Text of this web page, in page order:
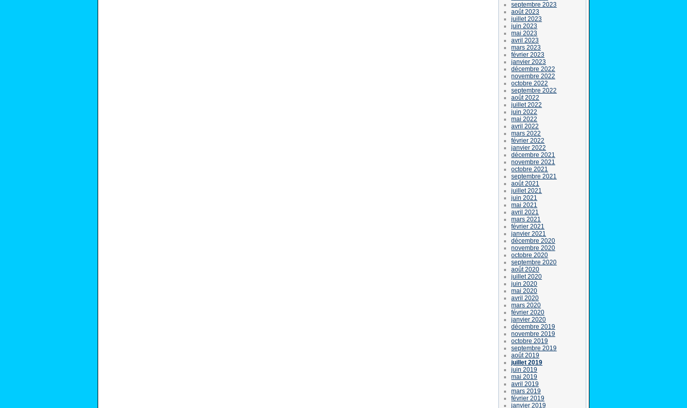
septembre 2023
août 2023
juillet 2023
juin 2023
mai 2023
avril 2023
mars 2023
février 2023
janvier 2023
décembre 2022
novembre 2022
octobre 2022
septembre 2022
août 2022
juillet 2022
juin 2022
mai 2022
avril 2022
mars 2022
février 2022
janvier 2022
décembre 2021
novembre 2021
octobre 2021
septembre 2021
août 2021
juillet 2021
juin 2021
mai 2021
avril 2021
mars 2021
février 2021
janvier 2021
décembre 2020
novembre 2020
octobre 2020
septembre 2020
août 2020
juillet 2020
juin 2020
mai 2020
avril 2020
mars 2020
février 2020
janvier 2020
décembre 2019
novembre 2019
octobre 2019
septembre 2019
août 2019
juillet 2019
juin 2019
mai 2019
avril 2019
mars 2019
février 2019
janvier 2019